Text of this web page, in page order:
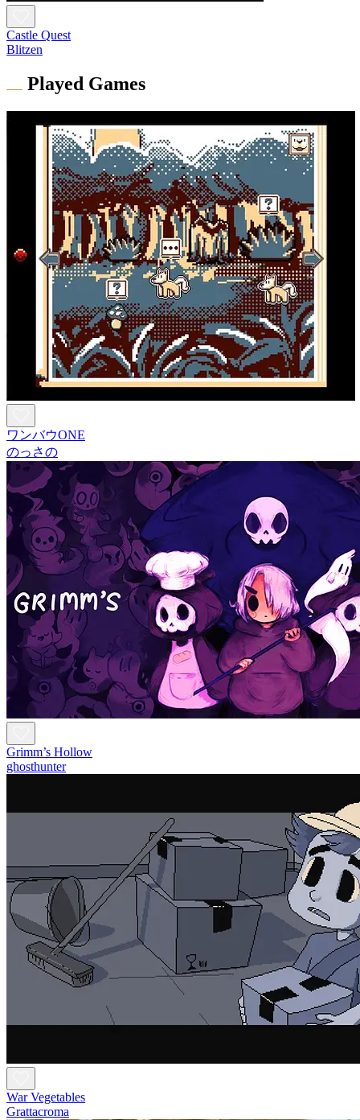
Castle Quest
Blitzen
Played Games
ワンバウONE
のっさの
Grimm’s Hollow
ghosthunter
War Vegetables
Grattacroma